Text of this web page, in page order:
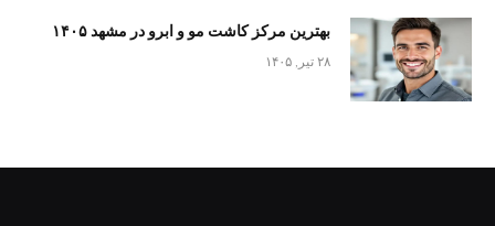
بهترین مرکز کاشت مو و ابرو در مشهد ۱۴۰۵
۲۸ تیر, ۱۴۰۵